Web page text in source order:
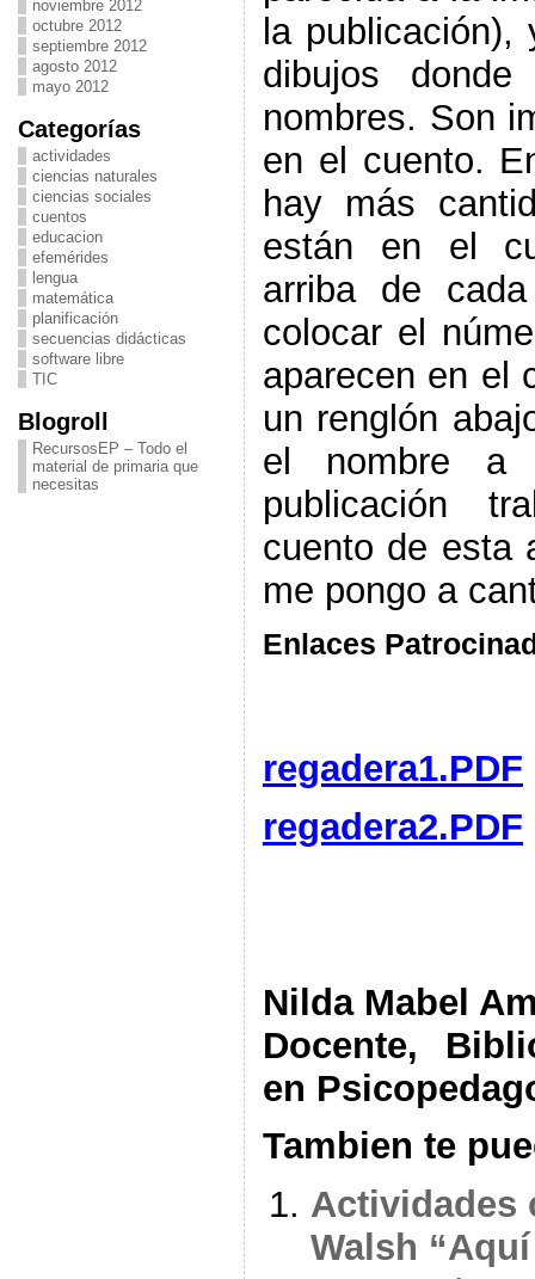
noviembre 2012
octubre 2012
septiembre 2012
agosto 2012
mayo 2012
Categorías
actividades
ciencias naturales
ciencias sociales
cuentos
educacion
efemérides
lengua
matemática
planificación
secuencias didácticas
software libre
TIC
Blogroll
RecursosEP – Todo el
material de primaria que
necesitas
la
dibujos
nombres. Son
en el cuento.
hay más
están en el
arriba de
colocar el
aparecen en el
un renglón
el nombre a
publicación
cuento de esta
me pongo a
Enlaces
regadera1.PDF
regadera2.PDF
Nilda Mabel
Docente,
en
Tambien te
Actividades
Walsh